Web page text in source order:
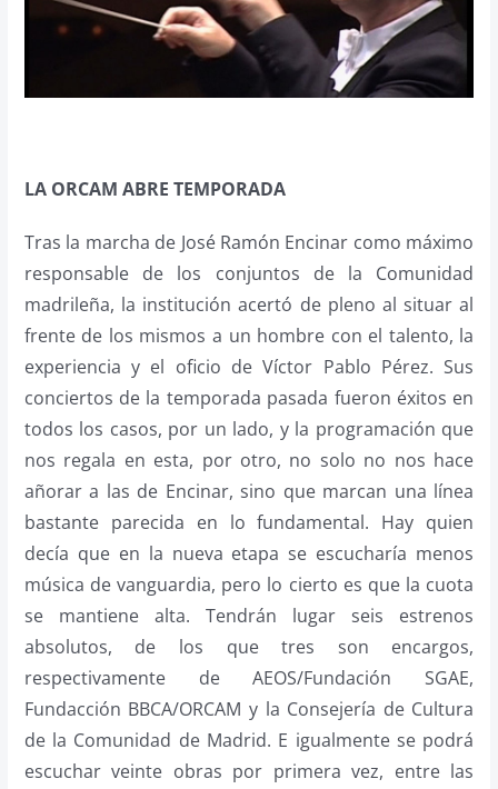
LA ORCAM ABRE TEMPORADA
Tras la marcha de José Ramón Encinar como máximo
responsable de los conjuntos de la Comunidad
madrileña, la institución acertó de pleno al situar al
frente de los mismos a un hombre con el talento, la
experiencia y el oficio de Víctor Pablo Pérez. Sus
conciertos de la temporada pasada fueron éxitos en
todos los casos, por un lado, y la programación que
nos regala en esta, por otro, no solo no nos hace
añorar a las de Encinar, sino que marcan una línea
bastante parecida en lo fundamental. Hay quien
decía que en la nueva etapa se escucharía menos
música de vanguardia, pero lo cierto es que la cuota
se mantiene alta. Tendrán lugar seis estrenos
absolutos, de los que tres son encargos,
respectivamente de AEOS/Fundación SGAE,
Fundacción BBCA/ORCAM y la Consejería de Cultura
de la Comunidad de Madrid. E igualmente se podrá
escuchar veinte obras por primera vez, entre las